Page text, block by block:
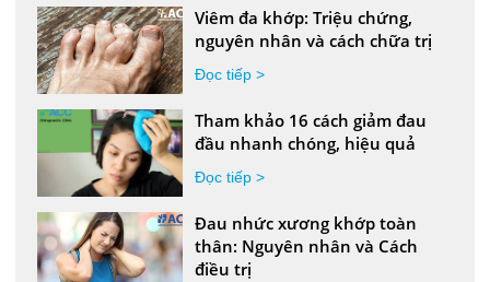
Viêm đa khớp: Triệu chứng,
nguyên nhân và cách chữa trị
Đọc tiếp >
Tham khảo 16 cách giảm đau
đầu nhanh chóng, hiệu quả
Đọc tiếp >
Đau nhức xương khớp toàn
thân: Nguyên nhân và Cách
điều trị